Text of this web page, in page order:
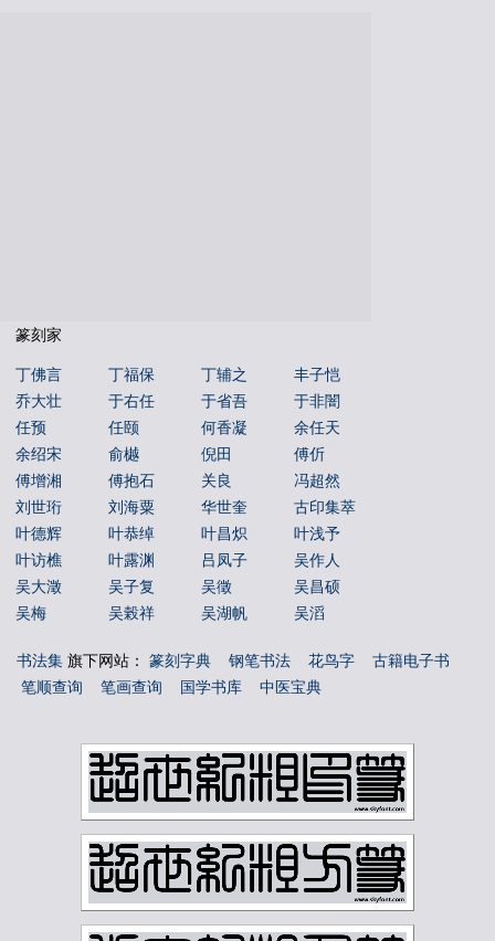
篆刻家
丁佛言 丁福保 丁辅之
丰子恺
乔大壮
于右任 于省吾
于非闇
任预
任颐 何香凝
余任天
余绍宋
俞樾 倪田
傅伒
傅增湘
傅抱石 关良
冯超然
刘世珩
刘海粟 华世奎
古印集萃
叶德辉
叶恭绰 叶昌炽
叶浅予
叶访樵
叶露渊 吕凤子
吴作人
吴大澂
吴子复 吴徵
吴昌硕
吴梅
吴榖祥 吴湖帆
吴滔
吴镜汀
周叔弢 周昌榖
周铁衡
唐云
唐醉石 商承祚
姚华
寇遐 寿石工
居廉
庞元济 康有为
康殷
张书旂 张伯英
张伯驹
张大千 张大壮
张宗祥
徐三庚 徐世昌
徐悲鸿
徐燕孙 徐生翁
方介堪
易孺 曾熙
朱复戡
李叔同 李可染
李瑞清
书法集 旗下网站： 篆刻字典 钢笔书法 花鸟字
古籍电子书
笔顺查询
笔画查询 国学书库 中医宝典